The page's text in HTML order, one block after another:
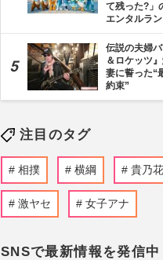
て残った?」
エンタルラ
伝説の夫婦
＆ロケッツ
妻に誓った“
約束”
注目のタグ
相撲 横綱 貴乃花
激ヤセ 女子アナ
SNSで最新情報を発信中